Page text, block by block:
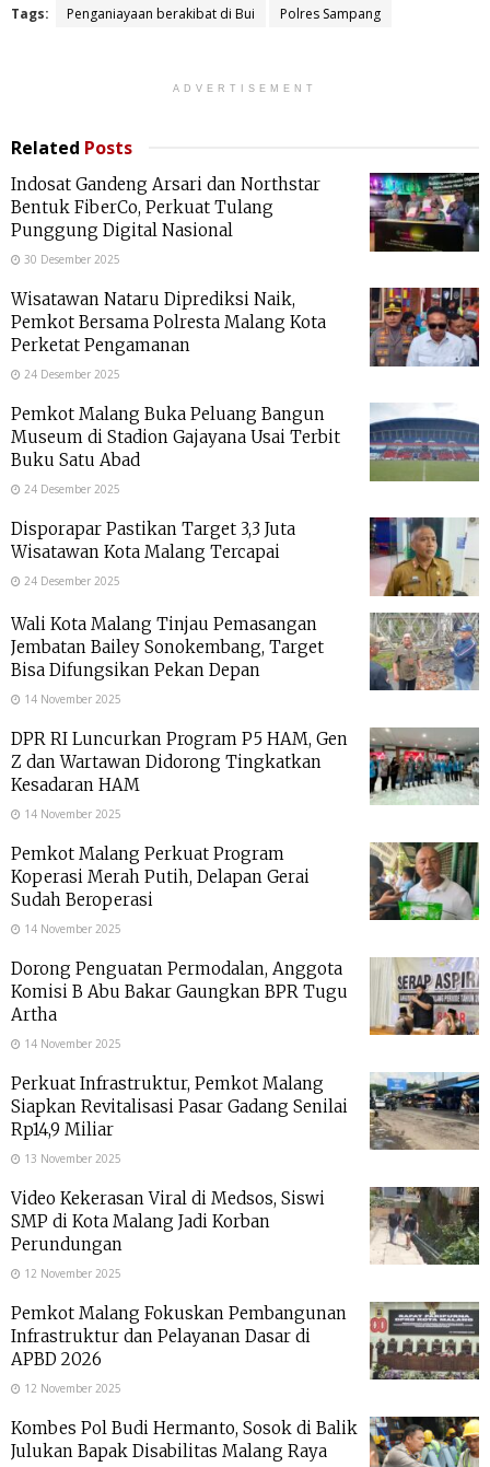
Tags: Penganiayaan berakibat di Bui Polres Sampang
ADVERTISEMENT
Related Posts
Indosat Gandeng Arsari dan Northstar
Bentuk FiberCo, Perkuat Tulang
Punggung Digital Nasional
30 Desember 2025
Wisatawan Nataru Diprediksi Naik,
Pemkot Bersama Polresta Malang Kota
Perketat Pengamanan
24 Desember 2025
Pemkot Malang Buka Peluang Bangun
Museum di Stadion Gajayana Usai Terbit
Buku Satu Abad
24 Desember 2025
Disporapar Pastikan Target 3,3 Juta
Wisatawan Kota Malang Tercapai
24 Desember 2025
Wali Kota Malang Tinjau Pemasangan
Jembatan Bailey Sonokembang, Target
Bisa Difungsikan Pekan Depan
14 November 2025
DPR RI Luncurkan Program P5 HAM, Gen
Z dan Wartawan Didorong Tingkatkan
Kesadaran HAM
14 November 2025
Pemkot Malang Perkuat Program
Koperasi Merah Putih, Delapan Gerai
Sudah Beroperasi
14 November 2025
Dorong Penguatan Permodalan, Anggota
Komisi B Abu Bakar Gaungkan BPR Tugu
Artha
14 November 2025
Perkuat Infrastruktur, Pemkot Malang
Siapkan Revitalisasi Pasar Gadang Senilai
Rp14,9 Miliar
13 November 2025
Video Kekerasan Viral di Medsos, Siswi
SMP di Kota Malang Jadi Korban
Perundungan
12 November 2025
Pemkot Malang Fokuskan Pembangunan
Infrastruktur dan Pelayanan Dasar di
APBD 2026
12 November 2025
Kombes Pol Budi Hermanto, Sosok di Balik
Julukan Bapak Disabilitas Malang Raya